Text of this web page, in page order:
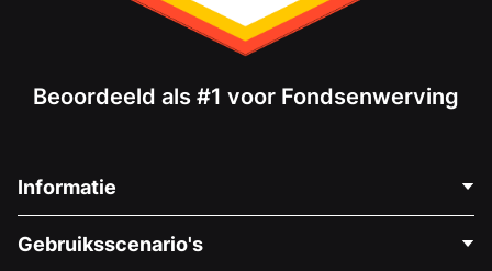
Beoordeeld als #1 voor Fondsenwerving
Informatie
Over Ons
Gebruiksscenario's